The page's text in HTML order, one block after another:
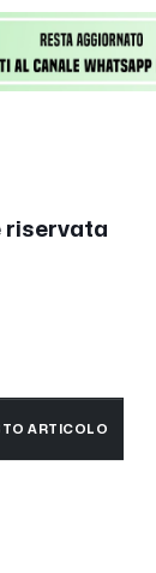
riservata
ARTICOLO